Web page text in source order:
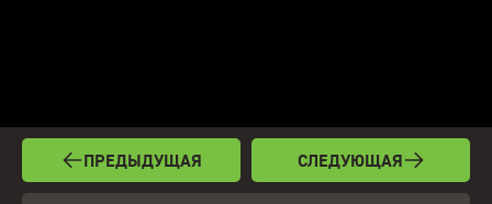
ПРЕДЫДУЩАЯ СЛЕДУЮЩАЯ